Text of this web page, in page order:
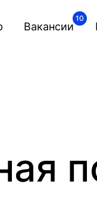
Вакансии
10